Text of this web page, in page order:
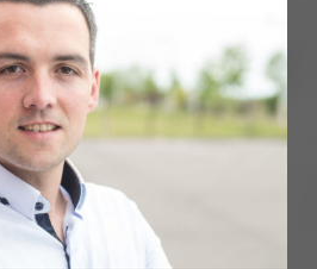
avec des entreprises
de la grande diversité de
permettent de proposer des
avec vos idées.
clients a toujours été notre
de travailler dans un climat de
exigence permanente, d’un